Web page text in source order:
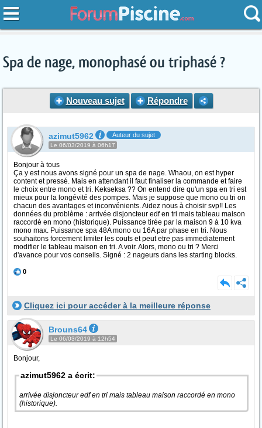
Spa de nage, monophasé ou triphasé ?
Nouveau sujet Répondre
azimut5962 Auteur du sujet
Le 06/03/2019 à 06h17
Bonjour à tous
Ça y est nous avons signé pour un spa de nage. Whaou, on est hyper
content et pressé. Mais en attendant il faut finaliser la commande et faire
le choix entre mono et tri. Kekseksa ?? On entend dire qu'un spa en tri est
mieux pour la longévité des pompes. Mais je suppose que mono ou tri on
chacun des avantages et inconvénients. Aidez nous à choisir svp!! Les
données du problème : arrivée disjoncteur edf en tri mais tableau maison
raccordé en mono (historique). Puissance tirée par la maison 9 à 10 kva
mono max. Puissance spa 48A mono ou 16A par phase en tri. Nous
souhaitons forcement limiter les couts et peut etre pas immediatement
modifier le tableau maison en tri. A voir. Alors, mono ou tri ? Merci
d'avance pour vos conseils. Signé : 2 nageurs dans les starting blocks.
0
Cliquez ici pour accéder à la meilleure réponse
Brouns64
Le 06/03/2019 à 12h54
Bonjour,
azimut5962 a écrit:
arrivée disjoncteur edf en tri mais tableau maison raccordé en mono
(historique).